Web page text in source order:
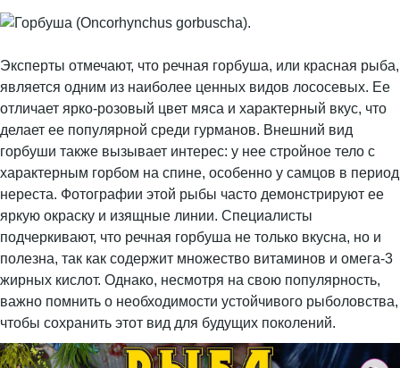
Эксперты отмечают, что речная горбуша, или красная рыба,
является одним из наиболее ценных видов лососевых. Ее
отличает ярко-розовый цвет мяса и характерный вкус, что
делает ее популярной среди гурманов. Внешний вид
горбуши также вызывает интерес: у нее стройное тело с
характерным горбом на спине, особенно у самцов в период
нереста. Фотографии этой рыбы часто демонстрируют ее
яркую окраску и изящные линии. Специалисты
подчеркивают, что речная горбуша не только вкусна, но и
полезна, так как содержит множество витаминов и омега-3
жирных кислот. Однако, несмотря на свою популярность,
важно помнить о необходимости устойчивого рыболовства,
чтобы сохранить этот вид для будущих поколений.